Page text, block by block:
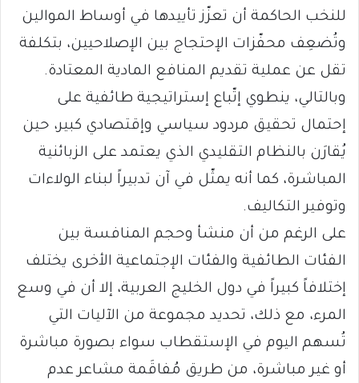
للنخب الحاكمة أن تعزّز تأييدها في أوساط الموالين
وتُضعِف محفّزات الإحتجاج بين الإصلاحيين، بتكلفة
تقل عن عملية تقديم المنافع المادية المعتادة.
وبالتالي، ينطوي إتّباع إستراتيجية طائفية على
إحتمال تحقيق مردود سياسي وإقتصادي كبير، حين
يُقارَن بالنظام التقليدي الذي يعتمد على الزبائنية
المباشرة، كما أنه يمثّل في آن تدبيراً لبناء الولاءات
وتوفير التكاليف.
على الرغم من أن منشأ وحجم المنافسة بين
الفئات الطائفية والفئات الإجتماعية الأخرى يختلف
إختلافاً كبيراً في دول الخليج العربية، إلا أن في وسع
المرء، مع ذلك، تحديد مجموعة من الآليات التي
تُسهم اليوم في الإستقطاب سواء بصورة مباشرة
أو غير مباشرة، من طريق مُفاقَمة مشاعر عدم